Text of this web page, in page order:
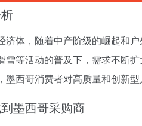
济体，随着中产阶级的崛起和
雪等活动的普及下，需求不断
墨西哥消费者对高质量和创新
墨西哥采购商